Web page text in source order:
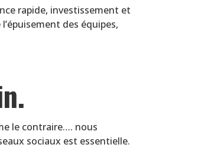
rapide, investissement et
des équipes,
le contraire…. nous
sociaux est essentielle.